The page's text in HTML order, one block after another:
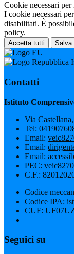
Cookie necessari
I cookie necessari
disabilitati. È
policy.
Accetta tutti Salva
Contatti
Istituto
Via
Tel:
Email:
Email:
Email:
PEC:
C.F.:
Codice
Codice IPA:
CUF:
Seguici su